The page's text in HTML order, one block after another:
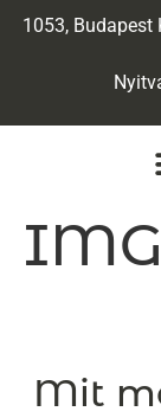
1053, Budapest
Mit